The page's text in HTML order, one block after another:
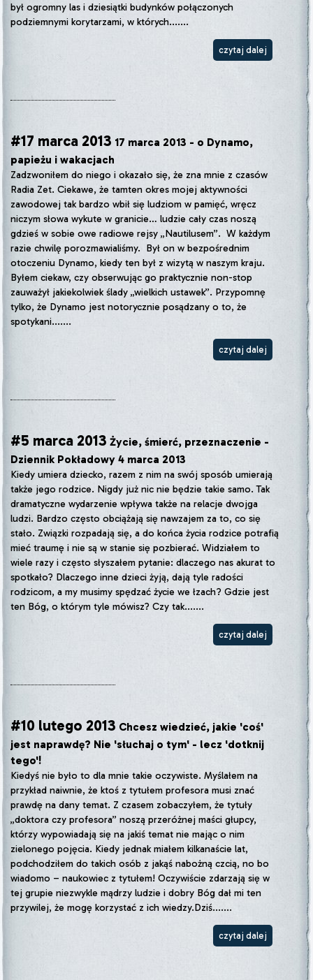
był ogromny las i dziesiątki budynków połączonych
podziemnymi korytarzami, w których.......
czytaj dalej
#17 marca 2013 17 marca 2013 - o Dynamo,
papieżu i wakacjach
Zadzwoniłem do niego i okazało się, że zna mnie z czasów
Radia Zet. Ciekawe, że tamten okres mojej aktywności
zawodowej tak bardzo wbił się ludziom w pamięć, wręcz
niczym słowa wykute w granicie… ludzie cały czas noszą
gdzieś w sobie owe radiowe rejsy „Nautilusem”. W każdym
razie chwilę porozmawialiśmy. Był on w bezpośrednim
otoczeniu Dynamo, kiedy ten był z wizytą w naszym kraju.
Byłem ciekaw, czy obserwując go praktycznie non-stop
zauważył jakiekolwiek ślady „wielkich ustawek”. Przypomnę
tylko, że Dynamo jest notorycznie posądzany o to, że
spotykani.......
czytaj dalej
#5 marca 2013 Życie, śmierć, przeznaczenie -
Dziennik Pokładowy 4 marca 2013
Kiedy umiera dziecko, razem z nim na swój sposób umierają
także jego rodzice. Nigdy już nic nie będzie takie samo. Tak
dramatyczne wydarzenie wpływa także na relacje dwojga
ludzi. Bardzo często obciążają się nawzajem za to, co się
stało. Związki rozpadają się, a do końca życia rodzice potrafią
mieć traumę i nie są w stanie się pozbierać. Widziałem to
wiele razy i często słyszałem pytanie: dlaczego nas akurat to
spotkało? Dlaczego inne dzieci żyją, dają tyle radości
rodzicom, a my musimy spędzać życie we łzach? Gdzie jest
ten Bóg, o którym tyle mówisz? Czy tak.......
czytaj dalej
#10 lutego 2013 Chcesz wiedzieć, jakie 'coś'
jest naprawdę? Nie 'słuchaj o tym' - lecz 'dotknij
tego'!
Kiedyś nie było to dla mnie takie oczywiste. Myślałem na
przykład naiwnie, że ktoś z tytułem profesora musi znać
prawdę na dany temat. Z czasem zobaczyłem, że tytuły
„doktora czy profesora” noszą przeróżnej maści głupcy,
którzy wypowiadają się na jakiś temat nie mając o nim
zielonego pojęcia. Kiedy jednak miałem kilkanaście lat,
podchodziłem do takich osób z jakąś nabożną czcią, no bo
wiadomo – naukowiec z tytułem! Oczywiście zdarzają się w
tej grupie niezwykle mądrzy ludzie i dobry Bóg dał mi ten
przywilej, że mogę korzystać z ich wiedzy.Dziś.......
czytaj dalej